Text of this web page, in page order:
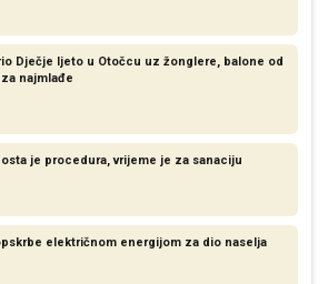
Dječje ljeto u Otočcu uz žonglere, balone od
najmlađe
je procedura, vrijeme je za sanaciju
električnom energijom za dio naselja